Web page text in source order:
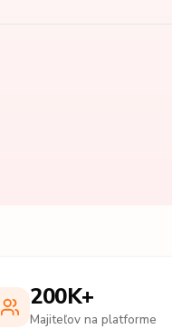
200K+
Majiteľov na platforme